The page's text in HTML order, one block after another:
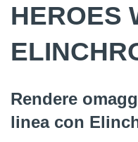
HEROES
Rendere
linea con